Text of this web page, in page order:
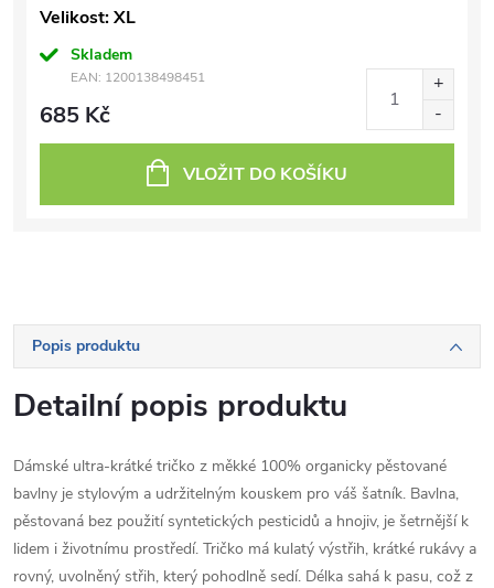
Velikost: XL
Skladem
EAN: 1200138498451
685 Kč
VLOŽIT DO KOŠÍKU
Popis produktu
Detailní popis produktu
Dámské ultra-krátké tričko z měkké 100% organicky pěstované
bavlny je stylovým a udržitelným kouskem pro váš šatník. Bavlna,
pěstovaná bez použití syntetických pesticidů a hnojiv, je šetrnější k
lidem i životnímu prostředí. Tričko má kulatý výstřih, krátké rukávy a
rovný, uvolněný střih, který pohodlně sedí. Délka sahá k pasu, což z